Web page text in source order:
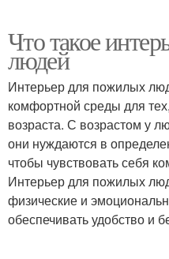
интерьере
Комната для пожилых
людей
Тяжелобольные люди
Что такое
людей
Интерьер для пожилых
комфортной среды для
возраста. С возрастом у
они нуждаются в
чтобы чувствовать себя
Интерьер для пожилых
физические и
обеспечивать удобство и